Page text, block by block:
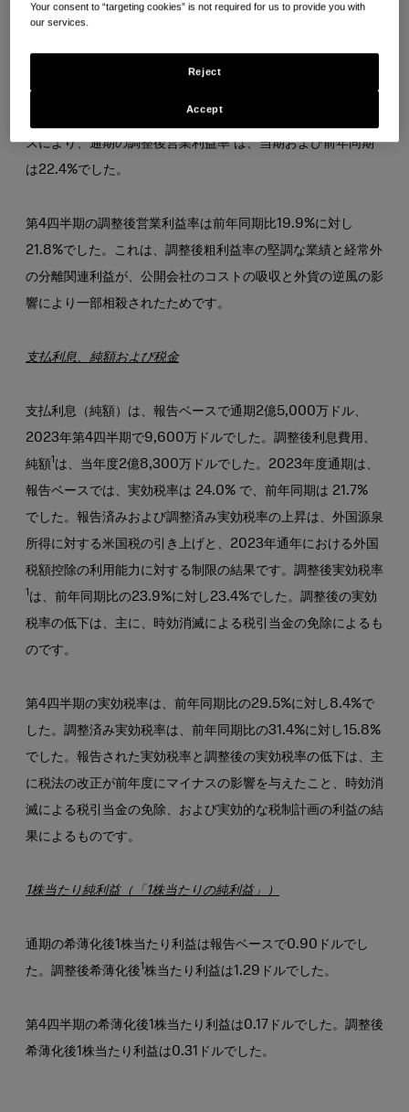
た。通期と第4四半期の両方で、営業利益率は前年同期比で減
昨年は発生しなかった継続的な公開会社のコストの増加と外貨
の逆風の影響を相殺した堅調な調整後の粗利益率パフォーマン
スにより、通期の調整後営業利益率 は、当期および前年同期
は22.4%でした。
第4四半期の調整後営業利益率は前年同期比19.9%に対し
21.8%でした。これは、調整後粗利益率の堅調な業績と経常外
の分離関連利益が、公開会社のコストの吸収と外貨の逆風の影
響により一部相殺されたためです。
支払利息、純額および税金
支払利息（純額）は、報告ベースで通期2億5,000万ドル、
2023年第4四半期で9,600万ドルでした。調整後利息費用、
純額1 は、当年度2億8,300万ドルでした。2023年度通期は、
報告ベースでは、実効税率は 24.0% で、前年同期は 21.7%
でした。報告済みおよび調整済み実効税率の上昇は、外国源泉
所得に対する米国税の引き上げと、2023年通年における外国
税額控除の利用能力に対する制限の結果です。調整後実効税率
1 は、前年同期比の23.9%に対し23.4%でした。調整後の実効
税率の低下は、主に、時効消滅による税引当金の免除によるも
のです。
第4四半期の実効税率は、前年同期比の29.5%に対し8.4%で
した。調整済み実効税率は、前年同期比の31.4%に対し15.8%
でした。報告された実効税率と調整後の実効税率の低下は、主
に税法の改正が前年度にマイナスの影響を与えたこと、時効消
滅による税引当金の免除、および実効的な税制計画の利益の結
果によるものです。
1株当たり純利益（「1株当たりの純利益」）
通期の希薄化後1株当たり利益は報告ベースで0.90ドルでし
た。調整後希薄化後1 株当たり利益は1.29ドルでした。
第4四半期の希薄化後1株当たり利益は0.17ドルでした。調整後
希薄化後1株当たり利益は0.31ドルでした。
Your consent to “targeting cookies” is not required for us to provide you with
our services.
Reject
Accept